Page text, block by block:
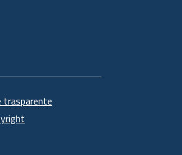
trasparente